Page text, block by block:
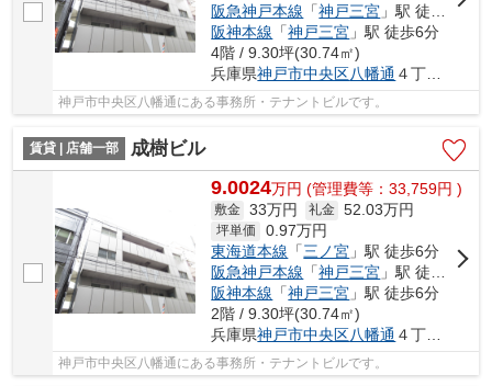
阪急神戸本線 「神戸三宮 」駅 徒歩6分
阪神本線 「神戸三宮 」駅 徒歩6分
4階 / 9.30坪(30.74㎡)
兵庫県神戸市中央区八幡通 ４丁目1-15
神戸市中央区八幡通にある事務所・テナントビルです。
賃貸 | 店舗一部 成樹ビル
9.0024万円 (管理費等：33,759円 )
敷金 33万円 礼金 52.03万円
坪単価 0.97万円
東海道本線 「三ノ宮 」駅 徒歩6分
阪急神戸本線 「神戸三宮 」駅 徒歩6分
阪神本線 「神戸三宮 」駅 徒歩6分
2階 / 9.30坪(30.74㎡)
兵庫県神戸市中央区八幡通 ４丁目1-15
神戸市中央区八幡通にある事務所・テナントビルです。